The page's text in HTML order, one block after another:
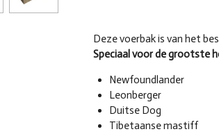
Deze voerbak is van het
Speciaal voor de grootste
Newfoundlander
Leonberger
Duitse Dog
Tibetaanse mastiff